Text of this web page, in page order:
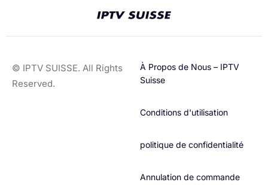
© IPTV SUISSE. All Rights
Reserved.
À Propos de Nous – IPTV
Suisse
Conditions d'utilisation​
politique de confidentialité
Annulation de commande